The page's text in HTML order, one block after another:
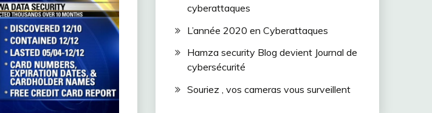
cyberattaques
L’année 2020 en Cyberattaques
Hamza security Blog devient Journal de
cybersécurité
Souriez , vos cameras vous surveillent